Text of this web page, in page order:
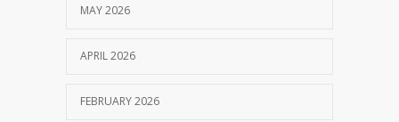
MAY 2026
APRIL 2026
FEBRUARY 2026